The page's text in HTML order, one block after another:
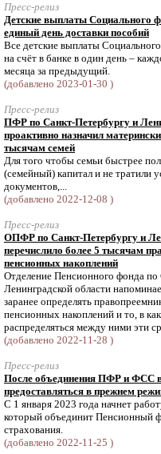
Пресс-релиз
Детские выплаты Социального
единый день доставки пособий
Все детские выплаты
на счёт в банке в один день –
месяца за предыдущий.
(добавлено 2023-01-30 )
Пресс-релиз
ПФР по Санкт-Петербургу и
проактивно назначил
тысячам семей
Для того чтобы семьи быстрее
(семейный) капитал и не тратили
документов,...
(добавлено 2022-12-08 )
Пресс-релиз
ОПФР по Санкт-Петербургу и
перечислило более 5 тысячам
пенсионных накоплений
Отделение Пенсионного фонда
Ленинградской области
заранее определять
пенсионных накоплений и то, в
распределяться между ними эти
(добавлено 2022-11-28 )
Пресс-релиз
После объединения ПФР и ФСС
предоставляться в прежнем
С 1 января 2023 года начнет
который объединит Пенсионный
страхования.
(добавлено 2022-11-25 )